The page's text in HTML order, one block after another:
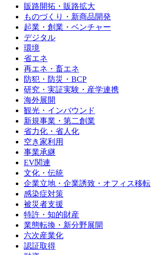
販路開拓・販路拡大
ものづくり・新商品開発
起業・創業・ベンチャー
デジタル
環境
省エネ
再エネ・畜エネ
防犯・防災・BCP
研究・実証実験・産学連携
海外展開
観光・インバウンド
新規事業・第二創業
省力化・省人化
空き家利用
事業承継
EV関連
文化・伝統
企業立地・企業誘致・オフィス移転
感染症対策
被災者支援
特許・知的財産
業態転換・新分野展開
六次産業化
認証取得